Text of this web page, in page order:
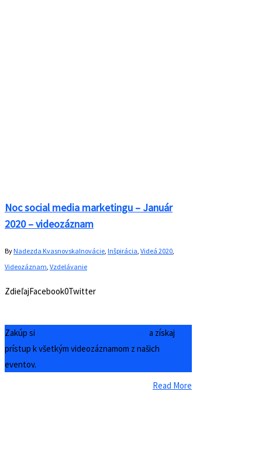
Noc social media marketingu – Január
2020 – videozáznam
By Nadezda KvasnovskaInovácie Inšpirácia Videá 2020
Videozáznam Vzdelávanie
ZdieľajFacebook0Twitter
Zakúp si
a získaj
prístup k všetkým videozáznamom z našich
eventov.
Read More